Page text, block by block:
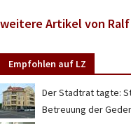
weitere Artikel von
Empfohlen auf LZ
Der Stadtrat tagte:
Betreuung der